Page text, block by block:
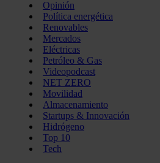
Opinión
Política energética
Renovables
Mercados
Eléctricas
Petróleo & Gas
Videopodcast
NET ZERO
Movilidad
Almacenamiento
Startups & Innovación
Hidrógeno
Top 10
Tech